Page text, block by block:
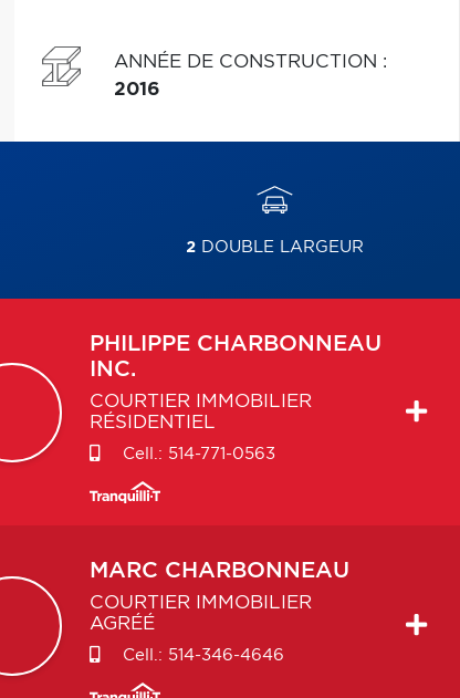
ANNÉE DE CONSTRUCTION :
2016
2DOUBLE LARGEUR
PHILIPPE CHARBONNEAU
INC.
COURTIER IMMOBILIER
RÉSIDENTIEL
Cell.: 514-771-0563
MARC CHARBONNEAU
COURTIER IMMOBILIER
AGRÉÉ
Cell.: 514-346-4646